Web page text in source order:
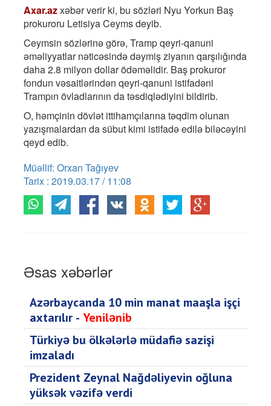
Axar.azxəbər verir ki, bu sözləri Nyu Yorkun Baş
prokuroru Letisiya Ceyms deyib.
Ceymsin sözlərinə görə, Tramp qeyri-qanuni
əməliyyatlar nəticəsində dəymiş ziyanın qarşılığında
daha 2.8 milyon dollar ödəməlidir. Baş prokuror
fondun vəsaitlərindən qeyri-qanuni istifadəni
Trampın övladlarının da təsdiqlədiyini bildirib.
O, həmçinin dövlət ittihamçılarına təqdim olunan
yazışmalardan da sübut kimi istifadə edilə biləcəyini
qeyd edib.
Müəllif: Orxan Tağıyev
Tarix : 2019.03.17 / 11:08
Əsas xəbərlər
Azərbaycanda 10 min manat maaşla işçi
axtarılır - Yenilənib
Türkiyə bu ölkələrlə müdafiə sazişi
imzaladı
Prezident Zeynal Nağdəliyevin oğluna
yüksək vəzifə verdi